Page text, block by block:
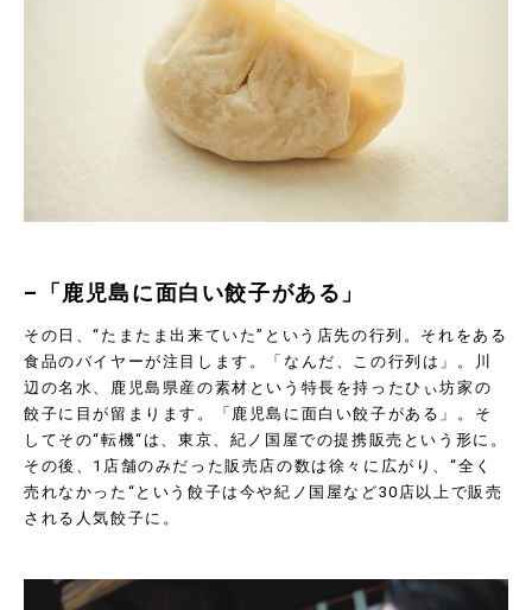
–「鹿児島に面白い餃子がある」
その日、“たまたま出来ていた”という店先の行列。それをある
食品のバイヤーが注目します。「なんだ、この行列は」。川
辺の名水、鹿児島県産の素材という特長を持ったひぃ坊家の
餃子に目が留まります。「鹿児島に面白い餃子がある」。そ
してその“転機“は、東京、紀ノ国屋での提携販売という形に。
その後、 1店舗のみだった販売店の数は徐々に広がり、“全く
売れなかった“という餃子は今や紀ノ国屋など30店以上で販売
される人気餃子に。